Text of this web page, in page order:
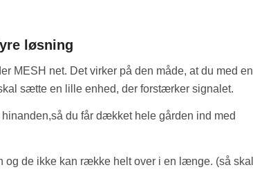
løsning
MESH net. Det virker på den måde, at du med en
sætte en lille enhed, der forstærker signalet.
du får dækket hele gården ind med
og de ikke kan række helt over i en længe. (så skal